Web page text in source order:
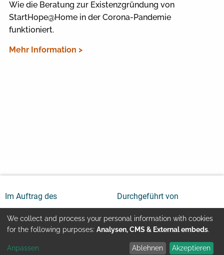
Wie die Beratung zur Existenzgründung von
StartHope@Home in der Corona-Pandemie
funktioniert.
Mehr Information >
Im Auftrag des Durchgeführt von
Use
We collect and process your personal information with cookies
for the following purposes: Analysen, CMS & External embeds.
Anpassen Ablehnen Akzeptieren